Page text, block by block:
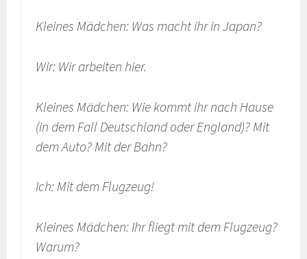
Kleines Mädchen: Was macht ihr in Japan?
Wir: Wir arbeiten hier.
Kleines Mädchen: Wie kommt ihr nach Hause
(in dem Fall Deutschland oder England)? Mit
dem Auto? Mit der Bahn?
Ich: Mit dem Flugzeug!
Kleines Mädchen: Ihr fliegt mit dem Flugzeug?
Warum?